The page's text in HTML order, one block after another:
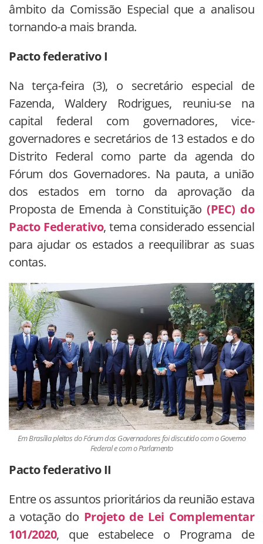
âmbito da Comissão Especial que a analisou
tornando-a mais branda.
Pacto federativo I
Na terça-feira (3), o secretário especial de
Fazenda, Waldery Rodrigues, reuniu-se na
capital federal com governadores, vice-
governadores e secretários de 13 estados e do
Distrito Federal como parte da agenda do
Fórum dos Governadores. Na pauta, a união
dos estados em torno da aprovação da
Proposta de Emenda à Constituição(PEC) do
Pacto Federativo, tema considerado essencial
para ajudar os estados a reequilibrar as suas
contas.
Em Brasília pleitos do Fórum dos Governadores foi discutido com o Governo
Federal e com o Parlamento
Pacto federativo II
Entre os assuntos prioritários da reunião estava
a votação do Projeto de Lei Complementar
101/2020, que estabelece o Programa de